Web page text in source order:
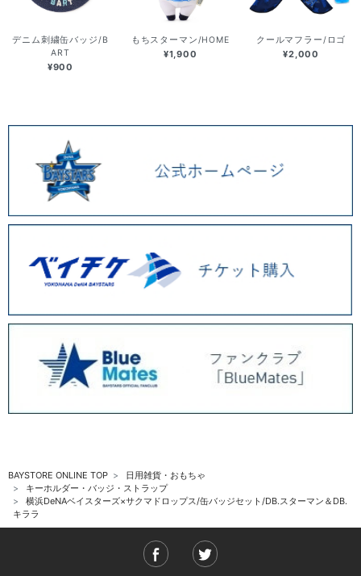
デニム刺繍缶バッジ/B
ART
¥900
もちスターマン/HOME
¥1,900
クールマフラー/ロゴ
¥2,000
BAYSTORE ONLINE TOP
日用雑貨・おもちゃ
キーホルダー・バッジ・ストラップ
横浜DeNAベイスターズ×サクマドロップス/缶バッジセット/DB.スターマン＆DB.
キララ